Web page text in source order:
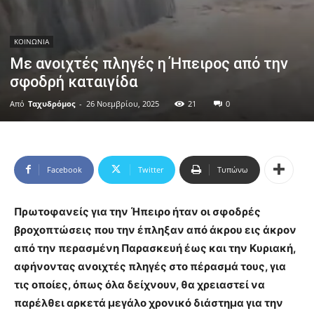
ΚΟΙΝΩΝΙΑ
Με ανοιχτές πληγές η Ήπειρος από την
σφοδρή καταιγίδα
Από Ταχυδρόμος - 26 Νοεμβρίου, 2025 21 0
Facebook Twitter Τυπώνω
Πρωτοφανείς για την Ήπειρο ήταν οι σφοδρές
βροχοπτώσεις που την έπληξαν από άκρου εις άκρον
από την περασμένη Παρασκευή έως και την Κυριακή,
αφήνοντας ανοιχτές πληγές στο πέρασμά τους, για
τις οποίες, όπως όλα δείχνουν, θα χρειαστεί να
παρέλθει αρκετά μεγάλο χρονικό διάστημα για την